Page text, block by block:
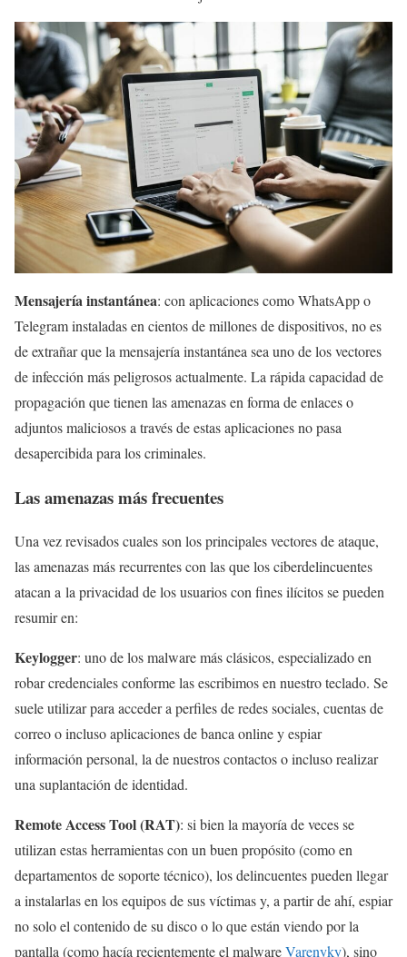
Mensajería instantánea: con aplicaciones como WhatsApp o
Telegram instaladas en cientos de millones de dispositivos, no es
de extrañar que la mensajería instantánea sea uno de los vectores
de infección más peligrosos actualmente. La rápida capacidad de
propagación que tienen las amenazas en forma de enlaces o
adjuntos maliciosos a través de estas aplicaciones no pasa
desapercibida para los criminales.
Las amenazas más frecuentes
Una vez revisados cuales son los principales vectores de ataque,
las amenazas más recurrentes con las que los ciberdelincuentes
atacan a la privacidad de los usuarios con fines ilícitos se pueden
resumir en:
Keylogger: uno de los malware más clásicos, especializado en
robar credenciales conforme las escribimos en nuestro teclado. Se
suele utilizar para acceder a perfiles de redes sociales, cuentas de
correo o incluso aplicaciones de banca online y espiar
información personal, la de nuestros contactos o incluso realizar
una suplantación de identidad.
Remote Access Tool (RAT): si bien la mayoría de veces se
utilizan estas herramientas con un buen propósito (como en
departamentos de soporte técnico), los delincuentes pueden llegar
a instalarlas en los equipos de sus víctimas y, a partir de ahí, espiar
no solo el contenido de su disco o lo que están viendo por la
pantalla (como hacía recientemente el malwareVarenyky), sino